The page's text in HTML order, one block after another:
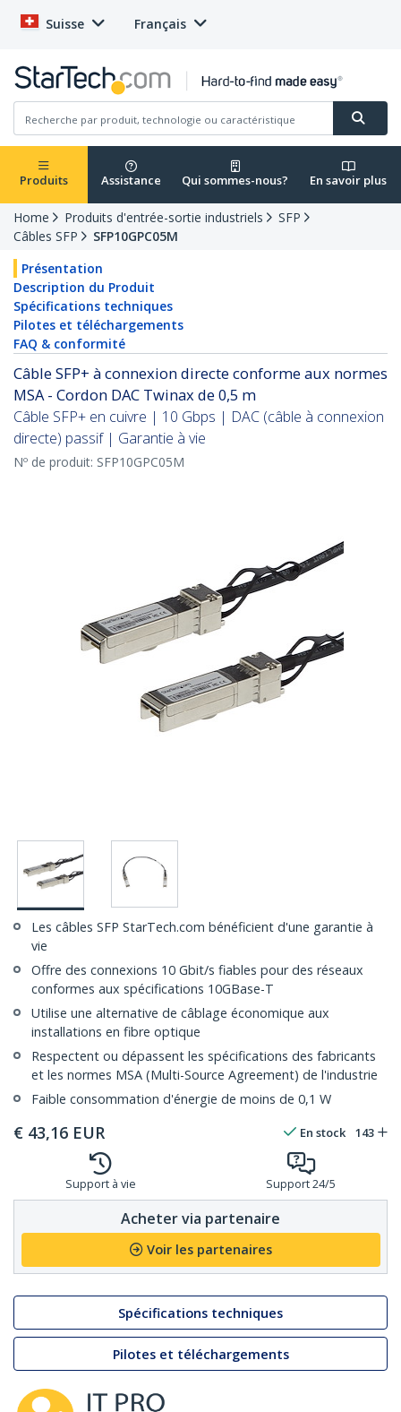
Suisse Français
Produits Assistance Qui sommes-nous? En savoir plus
Home Produits d'entrée-sortie industriels
SFP
Câbles SFP
SFP10GPC05M
Présentation
Description du Produit
Spécifications techniques
Pilotes et téléchargements
FAQ & conformité
Câble SFP+ à connexion directe conforme aux normes
MSA - Cordon DAC Twinax de 0,5 m
Câble SFP+ en cuivre | 10 Gbps | DAC (câble à connexion
directe) passif | Garantie à vie
Nº de produit: SFP10GPC05M
Les câbles SFP StarTech.com bénéficient d'une garantie à
vie
Offre des connexions 10 Gbit/s fiables pour des réseaux
conformes aux spécifications 10GBase-T
Utilise une alternative de câblage économique aux
installations en fibre optique
Respectent ou dépassent les spécifications des fabricants
et les normes MSA (Multi-Source Agreement) de l'industrie
Faible consommation d'énergie de moins de 0,1 W
€ 43,16 EUR En stock 143
Support à vie Support 24/5
Acheter via partenaire
Voir les partenaires
Spécifications techniques
Pilotes et téléchargements